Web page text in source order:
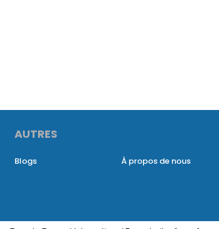
AUTRES
Blogs À propos de nous